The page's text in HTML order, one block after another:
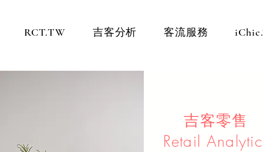
RCT.TW 吉客分析 客流服務
吉客零售
Retail